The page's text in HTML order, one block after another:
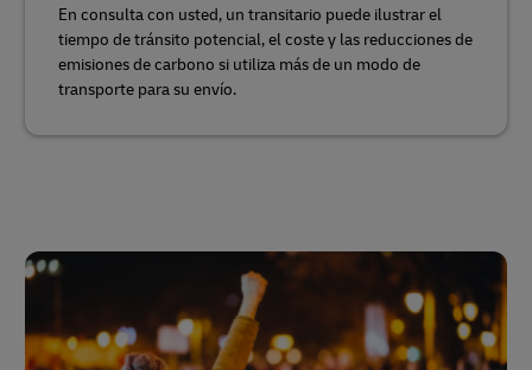
En consulta con usted, un transitario puede ilustrar el
tiempo de tránsito potencial, el coste y las reducciones de
emisiones de carbono si utiliza más de un modo de
transporte para su envío.